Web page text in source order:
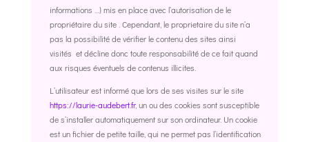
informations …) mis en place avec l’autorisation de le
propriétaire du site . Cependant, le proprietaire du site n’a
pas la possibilité de vérifier le contenu des sites ainsi
visités et décline donc toute responsabilité de ce fait quand
aux risques éventuels de contenus illicites.
L’utilisateur est informé que lors de ses visites sur le site
https://laurie-audebert.fr, un ou des cookies sont susceptible
de s’installer automatiquement sur son ordinateur. Un cookie
est un fichier de petite taille, qui ne permet pas l’identification